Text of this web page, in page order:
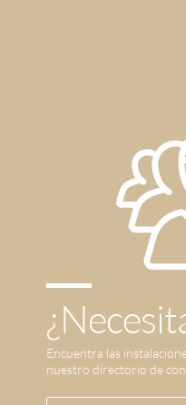
Encuentra las
nuestro directorio de